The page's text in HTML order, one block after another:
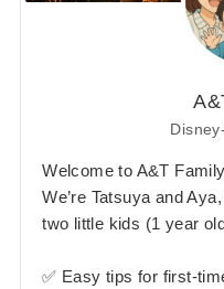
Welcome to A&T
We’re Tatsuya and
two little kids (1 year
✅ Easy tips for first-